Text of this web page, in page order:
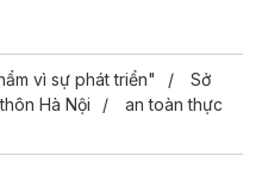
vì sự phát triển"
Sở
Hà Nội
an toàn thực